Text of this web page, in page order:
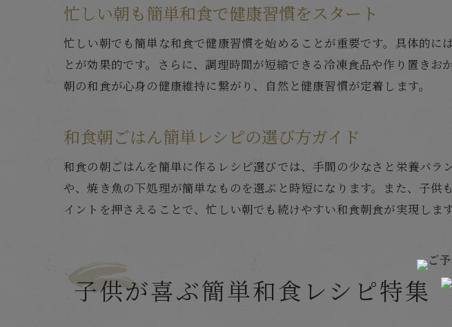
和食ワンプレー
朝ごはん和食
時短和食ワン
朝ごはん和食ワ
作り置きで叶える
和食の朝ごは
朝ごはん和食
簡単和食で作り
朝ごはん和食
忙しい朝も簡単和食で健康習慣をスタート
忙しい朝でも簡単な和食で健康習慣を始めることが重要です。具体的
とが効果的です。さらに、調理時間が短縮できる冷凍食品や作り置き
朝の和食が心身の健康維持に繋がり、自然と健康習慣が定着します。
和食朝ごはん簡単レシピの選び方ガイド
和食の朝ごはんを簡単に作るレシピ選びでは、手間の少なさと栄養バ
や、焼き魚の下処理が簡単なものを選ぶと時短になります。また、子
イントを押さえることで、忙しい朝でも続けやすい和食朝食が実現します
子供が喜ぶ簡単和食レシピ特集